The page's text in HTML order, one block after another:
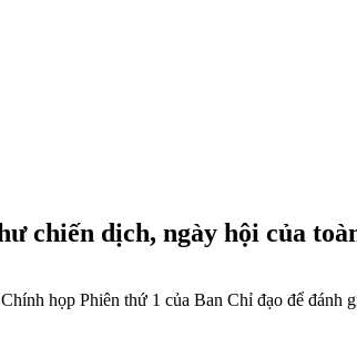
chiến dịch, ngày hội của
họp Phiên thứ 1 của Ban Chỉ đạo để